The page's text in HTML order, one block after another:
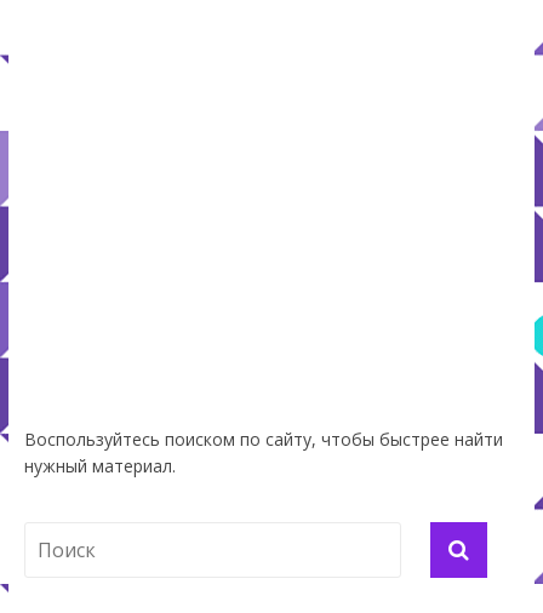
Воспользуйтесь поиском по сайту, чтобы быстрее найти
нужный материал.